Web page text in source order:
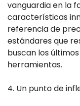
vanguardia en la
características
referencia de
estándares que
buscan los
herramientas.
4. Un punto de